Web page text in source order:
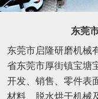
东莞
东莞市启隆研磨机械
省东莞市厚街镇宝塘
开发、销售、零件表
材料、脱水烘干机械